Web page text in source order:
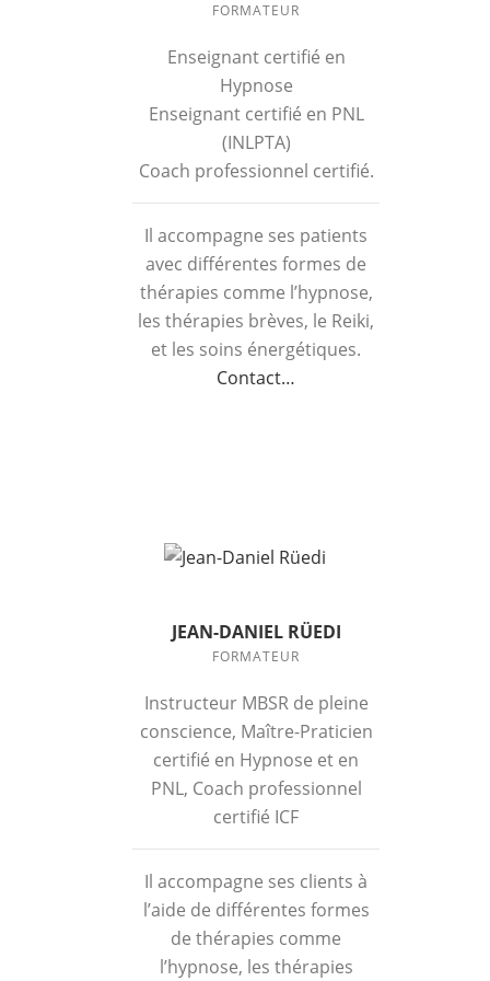
FORMATEUR
Enseignant certifié en
Hypnose
Enseignant certifié en PNL
(INLPTA)
Coach professionnel certifié.
Il accompagne ses patients
avec différentes formes de
thérapies comme l’hypnose,
les thérapies brèves, le Reiki,
et les soins énergétiques.
Contact…
JEAN-DANIEL RÜEDI
FORMATEUR
Instructeur MBSR de pleine
conscience, Maître-Praticien
certifié en Hypnose et en
PNL, Coach professionnel
certifié ICF
Il accompagne ses clients à
l’aide de différentes formes
de thérapies comme
l’hypnose, les thérapies